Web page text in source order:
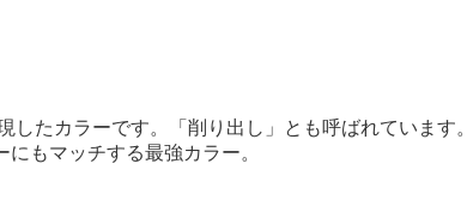
したカラーです。「削り出し」とも呼ばれています。
もマッチする最強カラー。